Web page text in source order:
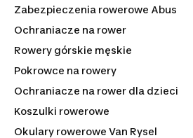
Zabezpieczenia rowerowe Abus
Ochraniacze na rower
Rowery górskie męskie
Pokrowce na rowery
Ochraniacze na rower dla dzieci
Koszulki rowerowe
Okulary rowerowe Van Rysel